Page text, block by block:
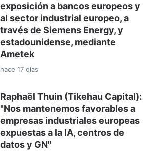
exposición a bancos europeos y
al sector industrial europeo, a
través de Siemens Energy, y
estadounidense, mediante
Ametek
hace 17 días
Raphaël Thuin (Tikehau Capital):
"Nos mantenemos favorables a
empresas industriales europeas
expuestas a la IA, centros de
datos y GN"